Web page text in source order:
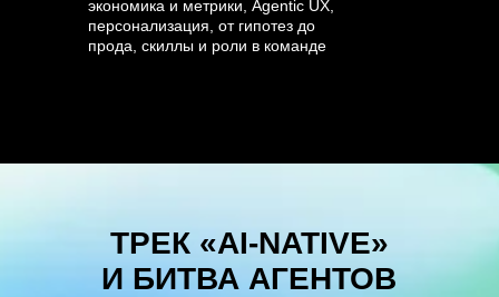
экономика и метрики, Agentic UX,
персонализация, от гипотез до
прода, скиллы и роли в команде